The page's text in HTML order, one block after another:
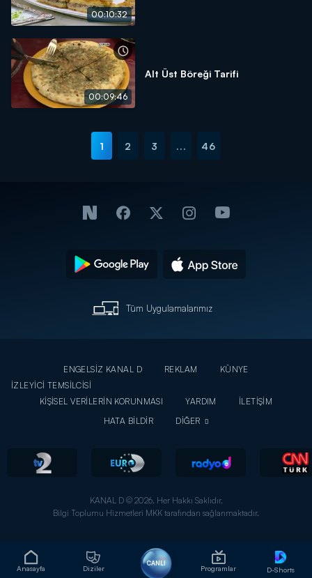
Anasayfa Diziler
CANLI
Programlar D-Shorts
00:10:32
00:09:46
Alt Üst Böreği Tarifi
1 2 3 ... 46
Tüm Uygulamalarımız
ENGELSİZ KANAL D REKLAM
KÜNYE
İZLEYİCİ TEMSİLCİSİ
KİŞİSEL VERİLERİN KORUNMASI
YARDIM
İLETİŞİM
HATA BİLDİR
DİĞER
KANAL D © 2026. Her Hakkı Saklıdır.
Bilgi Toplumu Hizmetleri MKK tarafından sağlanmaktadır.